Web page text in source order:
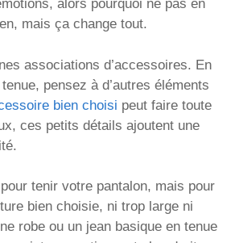
alors pourquoi ne pas en
mais ça change tout.
associations d’accessoires. En
pensez à d’autres éléments
bien choisi peut faire toute
ces petits détails ajoutent une
tenir votre pantalon, mais pour
bien choisie, ni trop large ni
robe ou un jean basique en tenue